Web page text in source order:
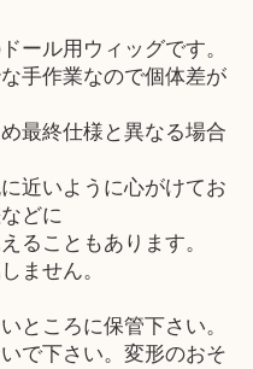
ール用ウィッグです。
手作業なので個体差が
最終仕様と異なる場合
近いように心がけてお
どに
ることもあります。
ません。
ところに保管下さい。
で下さい。変形のおそ